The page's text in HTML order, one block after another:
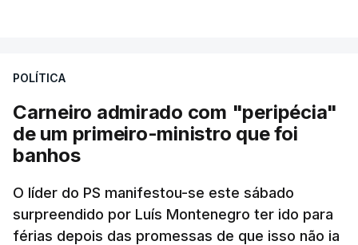
POLÍTICA
Carneiro admirado com "peripécia"
de um primeiro-ministro que foi
banhos
O líder do PS manifestou-se este sábado
surpreendido por Luís Montenegro ter ido para
férias depois das promessas de que isso não ia